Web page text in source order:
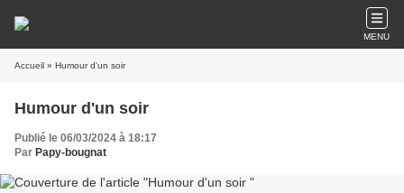
MENU
Accueil » Humour d'un soir
Humour d'un soir
Publié le 06/03/2024 à 18:17
Par Papy-bougnat